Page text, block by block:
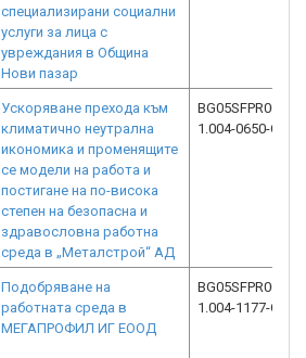
специализирани социални
услуги за лица с
увреждания в Община
Нови пазар
Ускоряване прехода към
климатично неутрална
икономика и променящите
се модели на работа и
постигане на по-висока
степен на безопасна и
здравословна работна
среда в „Металстрой“ АД
BG05SFPR002-
1.004-0650-C01
Подобряване на
работната среда в
МЕГАПРОФИЛ ИГ ЕООД
BG05SFPR002-
1.004-1177-C01